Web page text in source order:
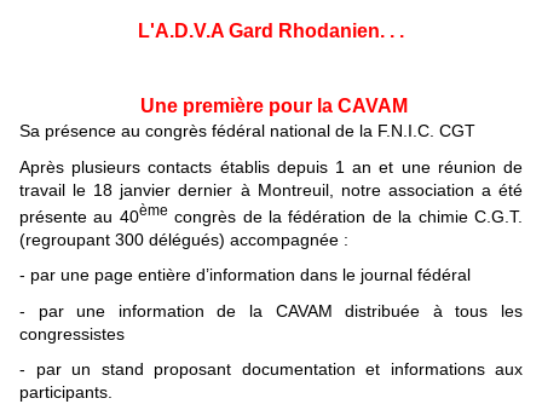
L'A.D.V.A Gard Rhodanien. . .
Une première pour la CAVAM
Sa présence au congrès fédéral national de la F.N.I.C. CGT
Après plusieurs contacts établis depuis 1 an et une réunion de
travail le 18 janvier dernier à Montreuil, notre association a été
présente au 40ème congrès de la fédération de la chimie C.G.T.
(regroupant 300 délégués) accompagnée :
- par une page entière d’information dans le journal fédéral
- par une information de la CAVAM distribuée à tous les
congressistes
- par un stand proposant documentation et informations aux
participants.